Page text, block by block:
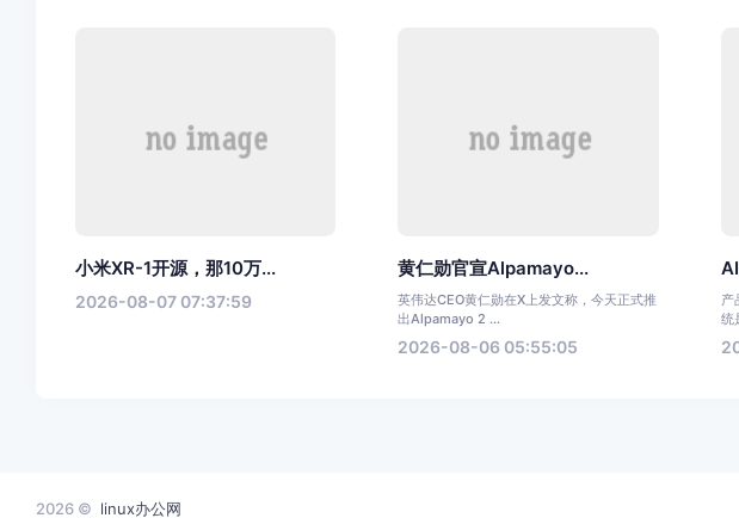
小米XR-1开源，那10万...
2026-08-07 07:37:59
黄仁勋官宣Alpamayo...
英伟达CEO黄仁勋在X上发文称，今天正式推
出Alpamayo 2 ...
2026-08-06 05:55:05
产
统
2026 © linux办公网